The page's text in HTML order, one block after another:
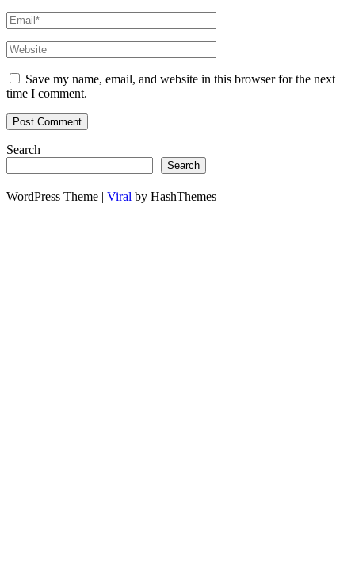
Save my name, email, and website in this browser for the next
time I comment.
Search
Search
WordPress Theme | Viral by HashThemes